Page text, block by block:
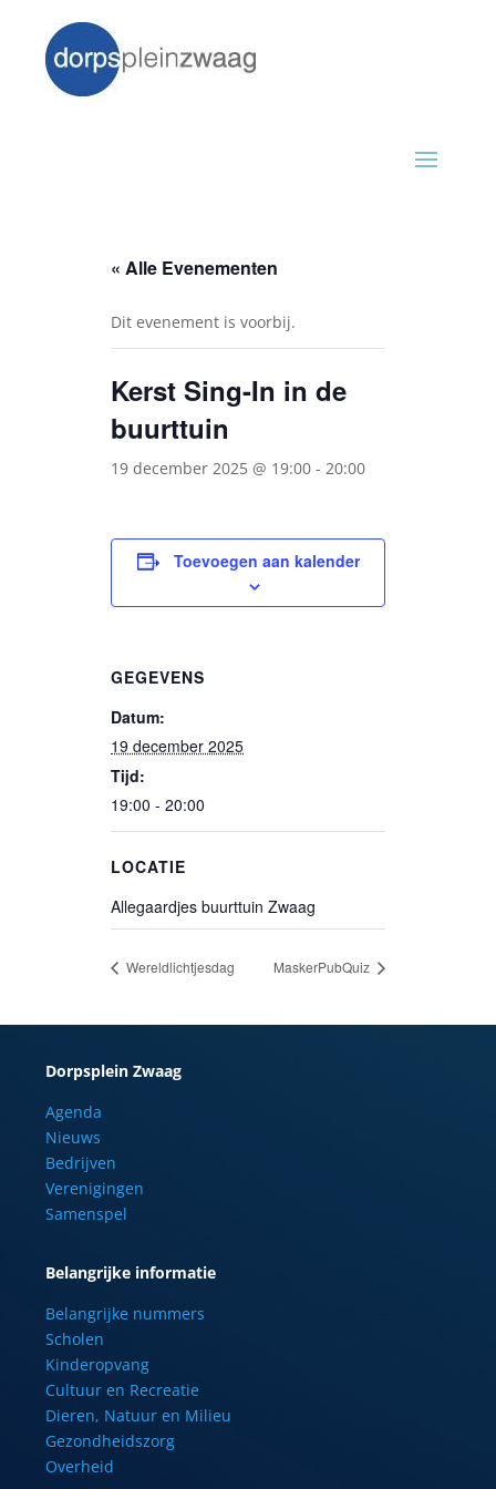
« Alle Evenementen
Dit evenement is voorbij.
Kerst Sing-In in de
buurttuin
19 december 2025 @ 19:00 - 20:00
Toevoegen aan kalender
GEGEVENS
Datum:
19 december 2025
Tijd:
19:00 - 20:00
LOCATIE
Allegaardjes buurttuin Zwaag
Wereldlichtjesdag MaskerPubQuiz
Dorpsplein Zwaag
Agenda
Nieuws
Bedrijven
Verenigingen
Samenspel
Belangrijke informatie
Belangrijke nummers
Scholen
Kinderopvang
Cultuur en Recreatie
Dieren, Natuur en Milieu
Gezondheidszorg
Overheid